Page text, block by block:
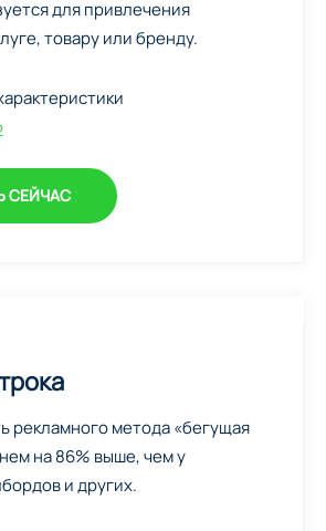
для привлечения
товару или бренду.
СЕЙЧАС
рекламного метода «бегущая
на 86% выше, чем у
и других.